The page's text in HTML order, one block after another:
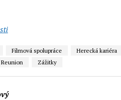
Filmová spolupráce Herecká kariéra
Reunion Zážitky